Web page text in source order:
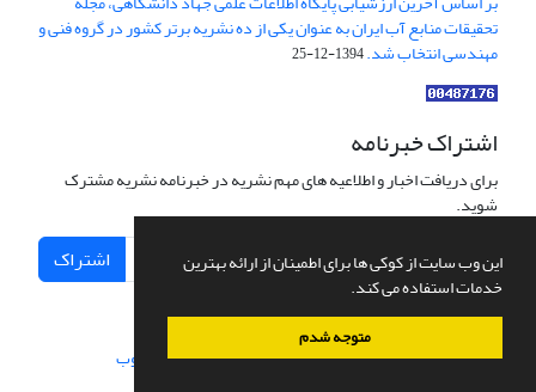
این وب سایت از کوکی ها برای اطمینان از ارائه بهترین
خدمات استفاده می کند.
متوجه شدم
تحقیقات منابع آب ایران به عنوان یکی از ده نشریه برتر کشور در گروه فنی و
مهندسی انتخاب شد.1394-12-25
اشتراک خبرنامه
برای دریافت اخبار و اطلاعیه های مهم نشریه در خبرنامه نشریه مشترک
شوید.
اشتراک
سامانه مدیریت نشریات علمی.طراحی و پیاده سازی از سیناوب